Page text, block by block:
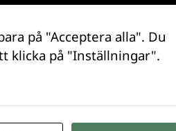
på "Acceptera alla". Du
klicka på "Inställningar".